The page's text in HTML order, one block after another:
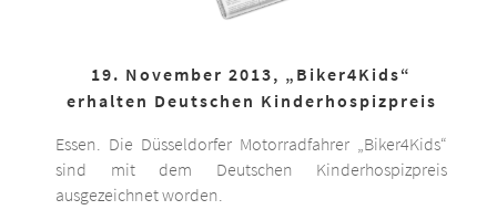
19. November 2013, „Biker4Kids“
erhalten Deutschen Kinderhospizpreis
Essen. Die Düsseldorfer Motorradfahrer „Biker4Kids“
sind mit dem Deutschen Kinderhospizpreis
ausgezeichnet worden.